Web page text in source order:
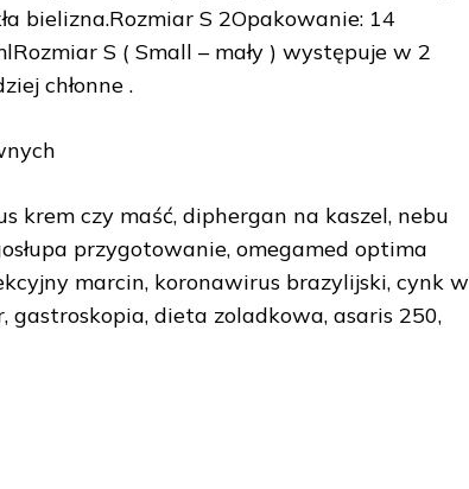
bielizna.Rozmiar S 2Opakowanie: 14
S ( Small – mały ) występuje w 2
chłonne .
krem czy maść, diphergan na kaszel, nebu
przygotowanie, omegamed optima
marcin, koronawirus brazylijski, cynk w
gastroskopia, dieta zoladkowa, asaris 250,